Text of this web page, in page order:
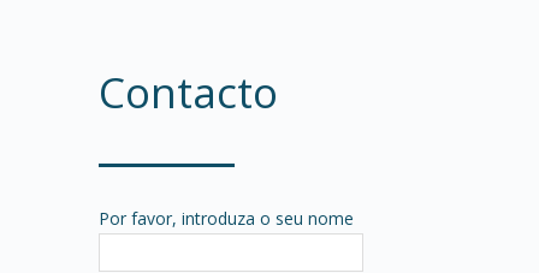
Contacto
Por favor, introduza o seu nome